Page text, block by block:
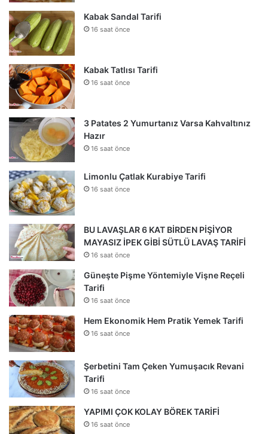
Kabak Sandal Tarifi
16 saat önce
Kabak Tatlısı Tarifi
16 saat önce
3 Patates 2 Yumurtanız Varsa Kahvaltınız
Hazır
16 saat önce
Limonlu Çatlak Kurabiye Tarifi
16 saat önce
BU LAVAŞLAR 6 KAT BİRDEN PİŞİYOR
MAYASIZ İPEK GİBİ SÜTLÜ LAVAŞ TARİFİ
16 saat önce
Güneşte Pişme Yöntemiyle Vişne Reçeli
Tarifi
16 saat önce
Hem Ekonomik Hem Pratik Yemek Tarifi
16 saat önce
Şerbetini Tam Çeken Yumuşacık Revani
Tarifi
16 saat önce
YAPIMI ÇOK KOLAY BÖREK TARİFİ
16 saat önce